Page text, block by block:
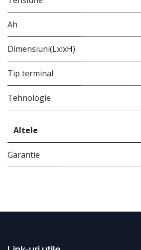
Ah
Dimensiuni(LxlxH)
Tip terminal
Tehnologie
Altele
Garantie